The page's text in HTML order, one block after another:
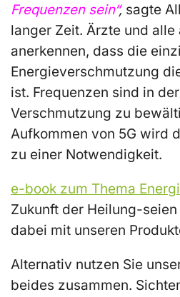
Frequenzen sein“, sagte
langer Zeit. Ärzte und alle
anerkennen, dass die
Energieverschmutzung
ist. Frequenzen sind in
Verschmutzung zu
Aufkommen von 5G wird
zu einer Notwendigkeit.
e-book zum Thema
Zukunft der Heilung-
dabei mit unseren
Alternativ nutzen Sie
beides zusammen.